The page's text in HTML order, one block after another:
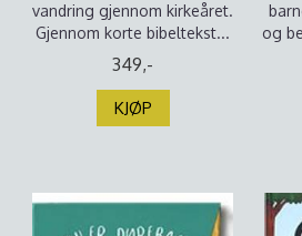
vandring gjennom kirkeåret.
Gjennom korte bibeltekst...
349,-
KJØP
og